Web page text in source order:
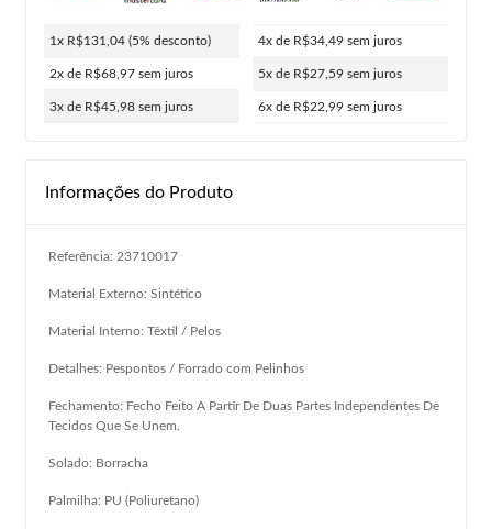
1x R$131,04 (5% desconto)
2x de R$68,97 sem juros
3x de R$45,98 sem juros
4x de R$34,49 sem juros
5x de R$27,59 sem juros
6x de R$22,99 sem juros
Informações do Produto
Referência: 23710017
Material Externo: Sintético
Material Interno: Têxtil / Pelos
Detalhes: Pespontos / Forrado com Pelinhos
Fechamento: Fecho Feito A Partir De Duas Partes Independentes De
Tecidos Que Se Unem.
Solado: Borracha
Palmilha: PU (Poliuretano)